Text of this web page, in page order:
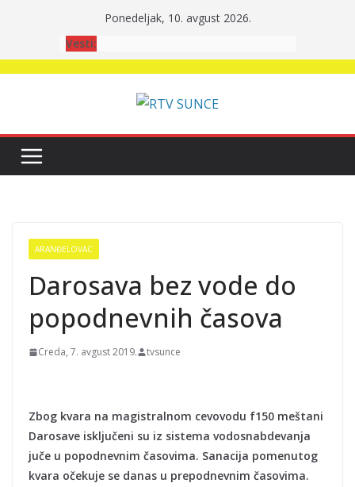
Ponedeljak, 10. avgust 2026.
Vesti:
ARANĐELOVAC
Darosava bez vode do
popodnevnih časova
Creda, 7. avgust 2019. tvsunce
Zbog kvara na magistralnom cevovodu f150 meštani
Darosave isključeni su iz sistema vodosnabdevanja
juče u popodnevnim časovima. Sanacija pomenutog
kvara očekuje se danas u prepodnevnim časovima.